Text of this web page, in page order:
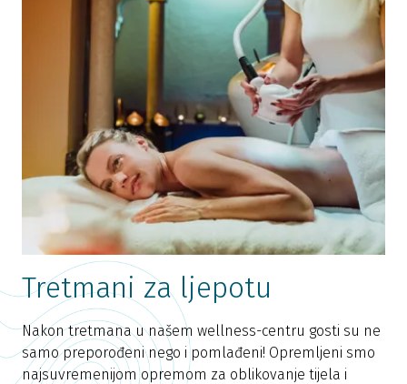
Tretmani za ljepotu
Nakon tretmana u našem wellness-centru gosti su ne
samo preporođeni nego i pomlađeni! Opremljeni smo
najsuvremenijom opremom za oblikovanje tijela i